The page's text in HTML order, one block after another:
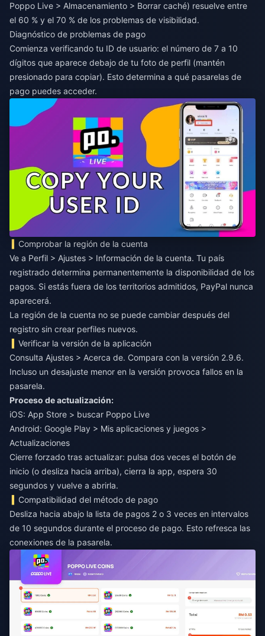
Poppo Live > Almacenamiento > Borrar caché) resuelve entre
el 60 % y el 70 % de los problemas de visibilidad.
Diagnóstico de problemas de pago
Comienza verificando tu ID de usuario: el número de 7 a 10
dígitos que aparece debajo de tu foto de perfil (mantén
presionado para copiar). Esto determina a qué pasarelas de
pago puedes acceder.
Comprobar la región de la cuenta
Ve a Perfil > Ajustes > Información de la cuenta. Tu país
registrado determina permanentemente la disponibilidad de los
pagos. Si estás fuera de los territorios admitidos, PayPal nunca
aparecerá.
La región de la cuenta no se puede cambiar después del
registro sin crear perfiles nuevos.
Verificar la versión de la aplicación
Consulta Ajustes > Acerca de. Compara con la versión 2.9.6.
Incluso un desajuste menor en la versión provoca fallos en la
pasarela.
Proceso de actualización:
iOS: App Store > buscar Poppo Live
Android: Google Play > Mis aplicaciones y juegos >
Actualizaciones
Cierre forzado tras actualizar: pulsa dos veces el botón de
inicio (o desliza hacia arriba), cierra la app, espera 30
segundos y vuelve a abrirla.
Compatibilidad del método de pago
Desliza hacia abajo la lista de pagos 2 o 3 veces en intervalos
de 10 segundos durante el proceso de pago. Esto refresca las
conexiones de la pasarela.